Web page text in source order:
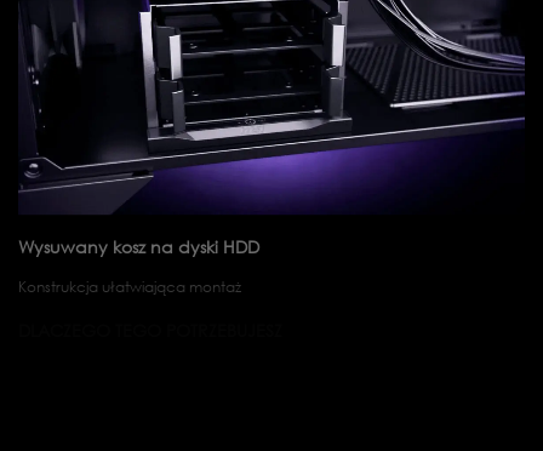
Wysuwany kosz na dyski HDD
Konstrukcja ułatwiająca montaż